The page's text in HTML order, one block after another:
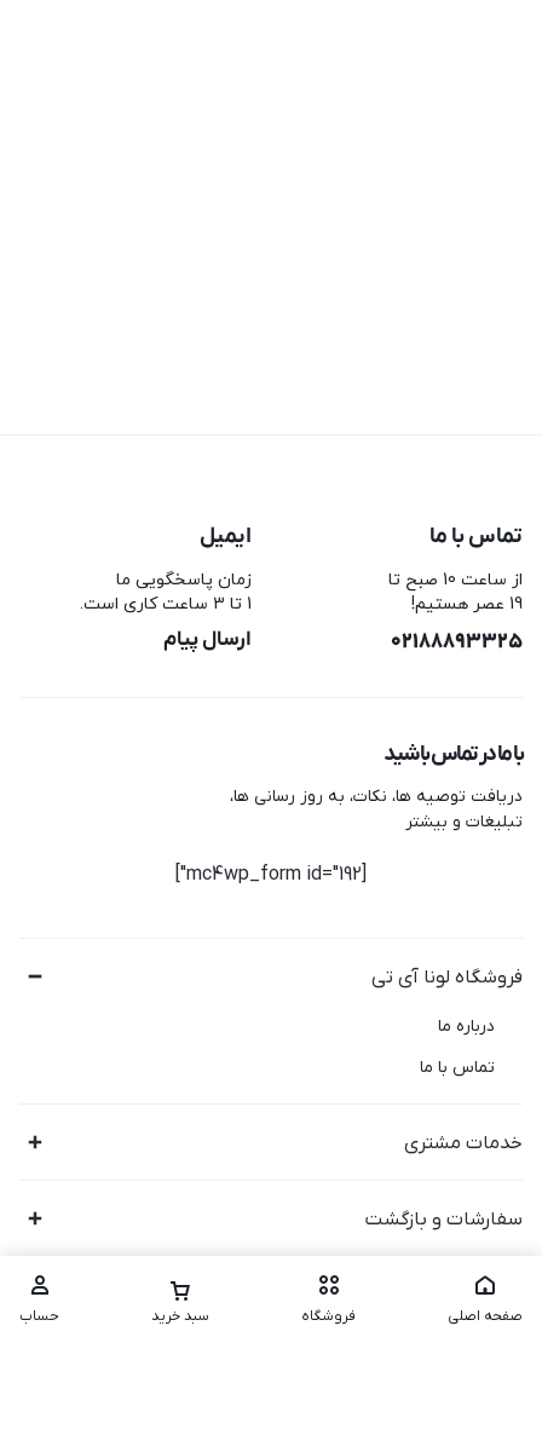
تماس با ما
از ساعت 10 صبح تا
19 عصر هستیم!
02188893325
ایمیل
زمان پاسخگویی ما
1 تا 3 ساعت کاری است.
ارسال پیام
با ما در تماس باشید
دریافت توصیه ها، نکات، به روز رسانی ها،
تبلیغات و بیشتر
[mc4wp_form id="192"]
فروشگاه لونا آی تی
درباره ما
تماس با ما
خدمات مشتری
سفارشات و بازگشت
صفحه اصلی فروشگاه سبد خرید حساب